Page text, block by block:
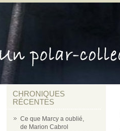
CHRONIQUES
RÉCENTES
Ce que Marcy a oublié,
de Marion Cabrol